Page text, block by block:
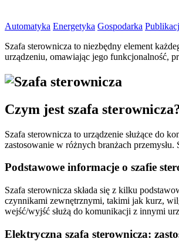
Automatyka Energetyka Gospodarka
Szafa sterownicza to niezbędny element
urządzeniu, omawiając jego funkcjonalność,
Czym jest szafa
Szafa sterownicza to urządzenie służące do
zastosowanie w różnych branżach
Podstawowe informacje o szafie
Szafa sterownicza składa się z kilku
czynnikami zewnętrznymi, takimi jak kurz,
wejść/wyjść służą do komunikacji z innymi
Elektryczna szafa sterownicza: